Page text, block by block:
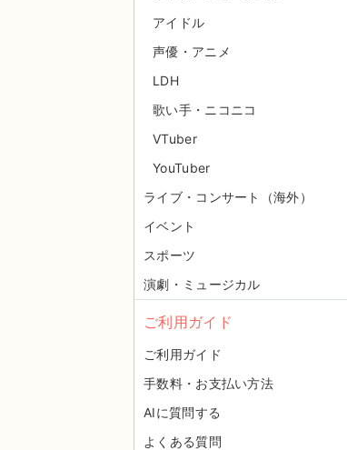
アイドル
声優・アニメ
LDH
歌い手・ニコニコ
VTuber
YouTuber
ライブ・コンサート（海外）
イベント
スポーツ
演劇・ミュージカル
ご利用ガイド
ご利用ガイド
手数料・お支払い方法
AIに質問する
よくある質問